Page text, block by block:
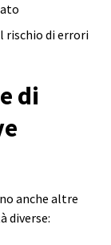
rischio di errori
di
anche altre
diverse: